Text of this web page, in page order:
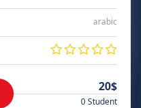
arabic
20$
0 Student